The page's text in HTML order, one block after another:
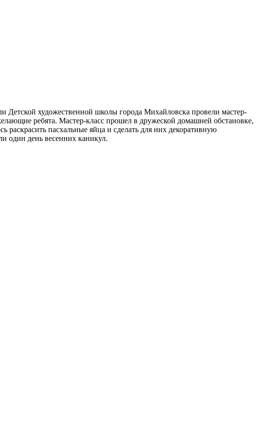
Детской художественной школы города Михайловска провели мастер-
ребята. Мастер-класс прошел в дружеской домашней обстановке,
пасхальные яйца и сделать для них декоративную
один день весенних каникул.